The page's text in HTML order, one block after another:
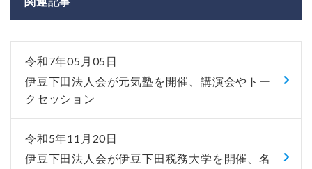
令和7年05月05日
伊豆下田法人会が元気塾を開催、講演会やトー
クセッション
令和5年11月20日
伊豆下田法人会が伊豆下田税務大学を開催、名